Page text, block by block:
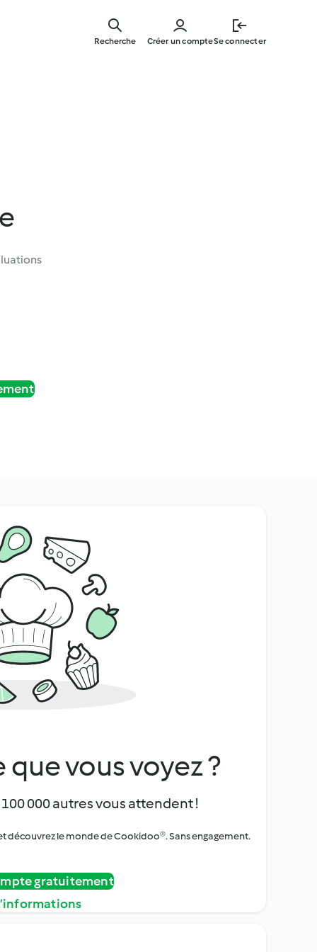
main
Créer un compteSe connecter
Recherche
vous voyez ?
000 autres vous attendent !
découvrez le monde de Cookidoo®. Sans engagement.
gratuitement